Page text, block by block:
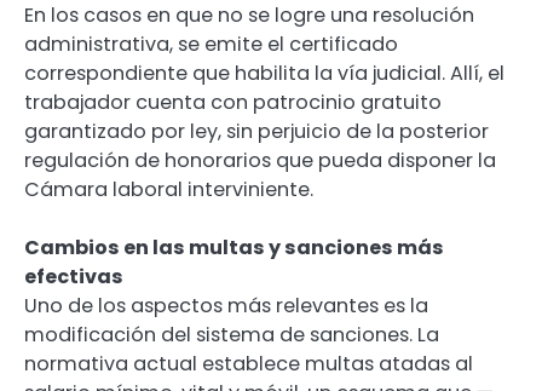
En los casos en que no se logre una resolución
administrativa, se emite el certificado
correspondiente que habilita la vía judicial. Allí, el
trabajador cuenta con patrocinio gratuito
garantizado por ley, sin perjuicio de la posterior
regulación de honorarios que pueda disponer la
Cámara laboral interviniente.
Cambios en las multas y sanciones más
efectivas
Uno de los aspectos más relevantes es la
modificación del sistema de sanciones. La
normativa actual establece multas atadas al